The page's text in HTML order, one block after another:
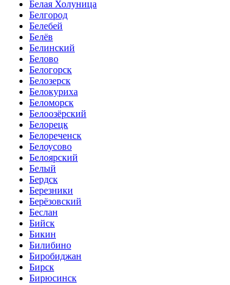
Белая Холуница
Белгород
Белебей
Белёв
Белинский
Белово
Белогорск
Белозерск
Белокуриха
Беломорск
Белоозёрский
Белорецк
Белореченск
Белоусово
Белоярский
Белый
Бердск
Березники
Берёзовский
Беслан
Бийск
Бикин
Билибино
Биробиджан
Бирск
Бирюсинск